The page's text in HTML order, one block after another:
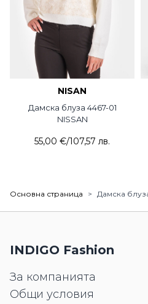
NISAN
Дамска блуза 4467-01
NISSAN
55,00 €/107,57 лв.
Основна страница > Дамска
INDIGO Fashion
За компанията
Общи условия